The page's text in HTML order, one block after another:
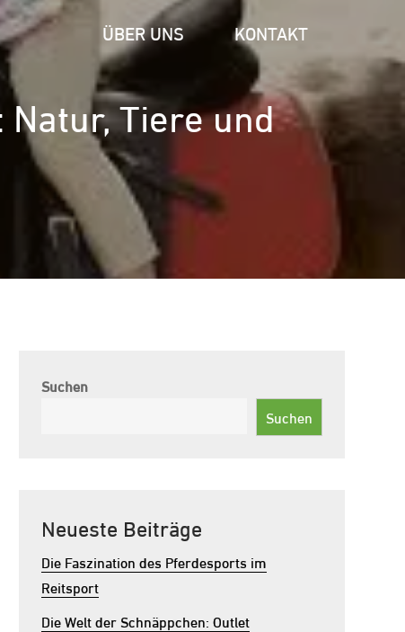
ÜBER UNS KONTAKT
Tiere und
Suchen
Suchen
Neueste Beiträge
Die Faszination des Pferdesports im
Reitsport
Die Welt der Schnäppchen: Outlet